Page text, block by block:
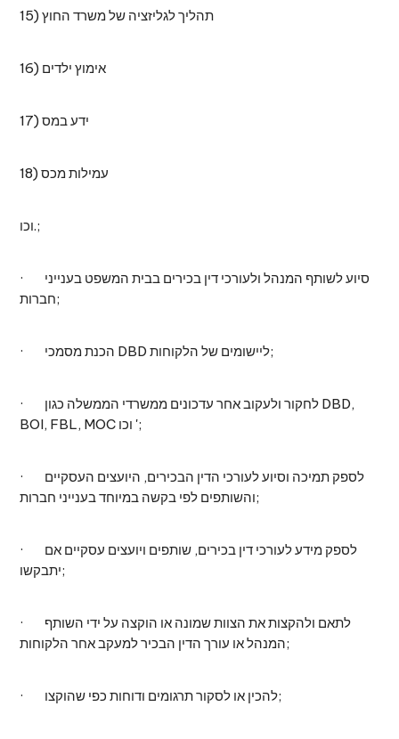
15) תהליך לגליזציה של משרד החוץ
16) אימוץ ילדים
17) ידע במס
18) עמילות מכס
וכו.;
· סיוע לשותף המנהל ולעורכי דין בכירים בבית המשפט בענייני
חברות;
· הכנת מסמכי DBD ליישומים של הלקוחות;
· לחקור ולעקוב אחר עדכונים ממשרדי הממשלה כגון DBD,
BOI, FBL, MOC וכו ';
· לספק תמיכה וסיוע לעורכי הדין הבכירים, היועצים העסקיים
והשותפים לפי בקשה במיוחד בענייני חברות;
· לספק מידע לעורכי דין בכירים, שותפים ויועצים עסקיים אם
יתבקשו;
· לתאם ולהקצות את הצוות שמונה או הוקצה על ידי השותף
המנהל או עורך הדין הבכיר למעקב אחר הלקוחות;
· להכין או לסקור תרגומים ודוחות כפי שהוקצו;